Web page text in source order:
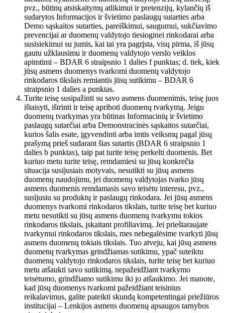
pvz., būtinų atsiskaitymų atlikimui ir pretenzijų, kylančių iš
sudarytos Informacijos ir švietimo paslaugų sutarties arba
Demo sąskaitos sutarties, pareiškimui, saugumui, sukčiavimo
prevencijai ar duomenų valdytojo tiesioginei rinkodarai arba
susisiekimui su jumis, kai tai yra pagrįsta, visų pirma, iš jūsų
gautu užklausimu ir duomenų valdytojo verslo veiklos
apimtimi – BDAR 6 straipsnio 1 dalies f punktas; d. tiek, kiek
jūsų asmens duomenys tvarkomi duomenų valdytojo
rinkodaros tikslais remiantis jūsų sutikimu – BDAR 6
straipsnio 1 dalies a punktas.
Turite teisę susipažinti su savo asmens duomenimis, teisę juos
ištaisyti, ištrinti ir teisę apriboti duomenų tvarkymą. Jeigu
duomenų tvarkymas yra būtinas Informacinių ir švietimo
paslaugų sutarčiai arba Demonstracinės sąskaitos sutarčiai,
kurios šalis esate, įgyvendinti arba imtis veiksmų pagal jūsų
prašymą prieš sudarant šias sutartis (BDAR 6 straipsnio 1
dalies b punktas), taip pat turite teisę perkelti duomenis. Bet
kuriuo metu turite teisę, remdamiesi su jūsų konkrečia
situacija susijusiais motyvais, nesutikti su jūsų asmens
duomenų naudojimu, jei duomenų valdytojas tvarko jūsų
asmens duomenis remdamasis savo teisėtu interesu, pvz.,
susijusiu su produktų ir paslaugų rinkodara. Jei jūsų asmens
duomenys tvarkomi rinkodaros tikslais, turite teisę bet kuriuo
metu nesutikti su jūsų asmens duomenų tvarkymu tokios
rinkodaros tikslais, įskaitant profiliavimą. Jei prieštaraujate
tvarkymui rinkodaros tikslais, mes nebegalėsime tvarkyti jūsų
asmens duomenų tokiais tikslais. Tuo atveju, kai jūsų asmens
duomenų tvarkymas grindžiamas sutikimu, ypač suteiktu
duomenų valdytojo rinkodaros tikslais, turite teisę bet kuriuo
metu atšaukti savo sutikimą, nepažeidžiant tvarkymo
teisėtumo, grindžiamo sutikimu iki jo atšaukimo. Jei manote,
kad jūsų duomenys tvarkomi pažeidžiant teisinius
reikalavimus, galite pateikti skundą kompetentingai priežiūros
institucijai – Lenkijos asmens duomenų apsaugos tarnybos